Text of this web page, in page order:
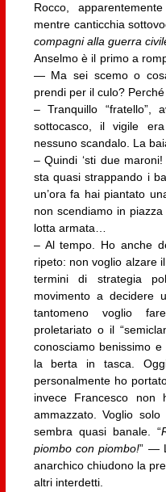
Rocco,
mentre canticchia
compagni alla guerra
Anselmo è il primo a
— Ma sei scemo o
prendi per il culo?
– Tranquillo “fratello”,
sottocasco, il vigile
nessuno scandalo. La
– Quindi ‘sti due
sta quasi strappando i
un’ora fa hai piantato
non scendiamo in
lotta armata…
– Al tempo. Ho anche
ripeto: non voglio alzare
termini di strategia
movimento a decidere
tantomeno voglio
proletariato o il
conosciamo benissimo
la berta in tasca.
personalmente ho
invece Francesco non
ammazzato. Voglio
sembra quasi banale. “
piombo con piombo!” —
anarchico chiudono la
altri interdetti.